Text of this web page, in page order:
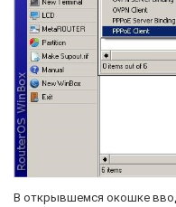
В открывшемся окошке